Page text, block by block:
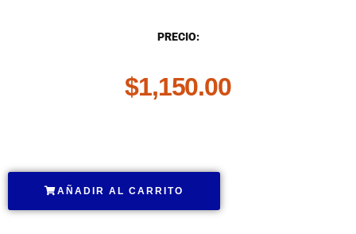
PRECIO:
$1,150.00
AÑADIR AL CARRITO